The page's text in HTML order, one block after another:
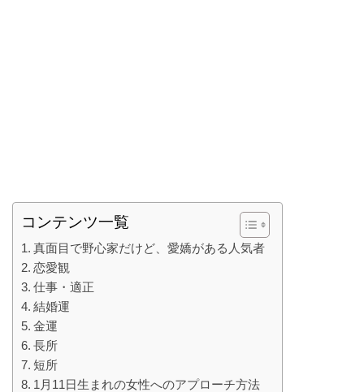
コンテンツ一覧
真面目で野心家だけど、愛嬌がある人気者
恋愛観
仕事・適正
結婚運
金運
長所
短所
1月11日生まれの女性へのアプローチ方法